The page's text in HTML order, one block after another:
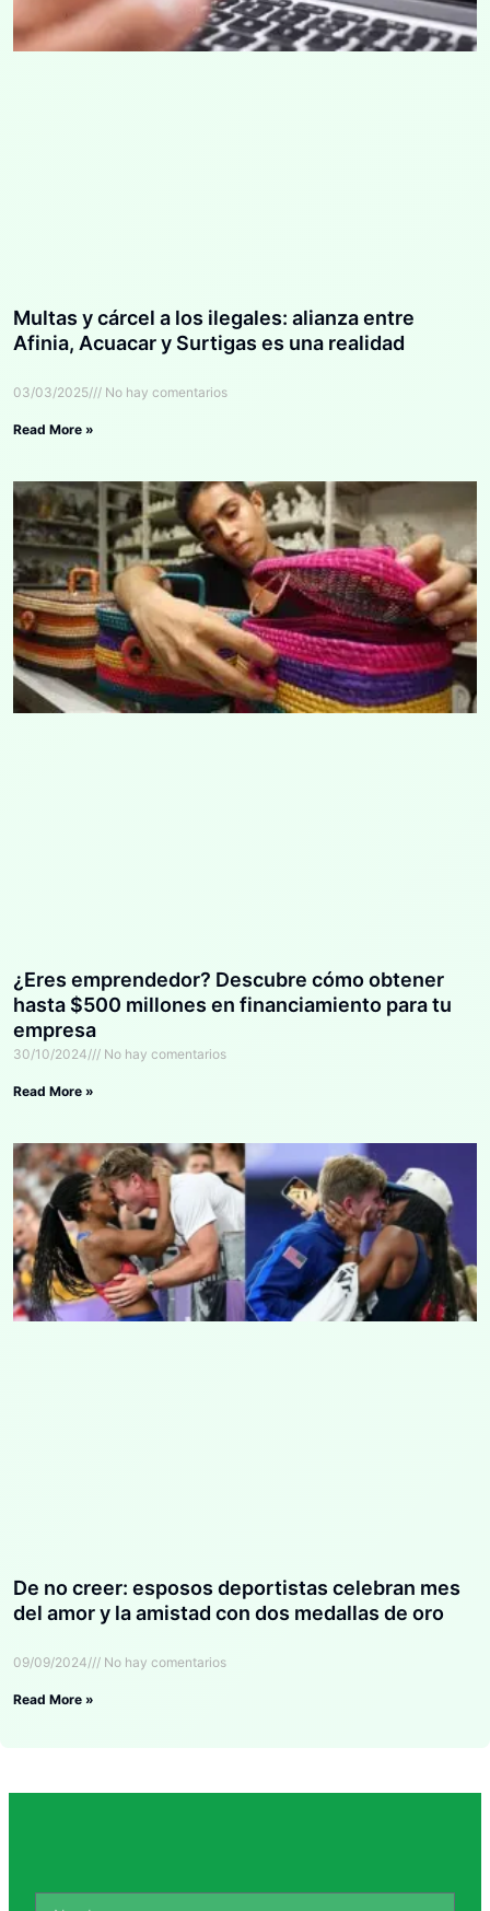
Multas y cárcel a los ilegales: alianza entre
Afinia, Acuacar y Surtigas es una realidad
03/03/2025 No hay comentarios
Read More »
¿Eres emprendedor? Descubre cómo obtener
hasta $500 millones en financiamiento para tu
empresa
30/10/2024 No hay comentarios
Read More »
De no creer: esposos deportistas celebran mes
del amor y la amistad con dos medallas de oro
09/09/2024 No hay comentarios
Read More »